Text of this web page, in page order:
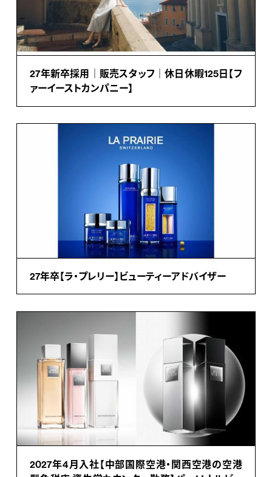
27年新卒採用｜販売スタッフ｜休日休暇125日【フ
ァーイーストカンパニー】
27年卒【ラ・プレリー】ビューティーアドバイザー
2027年4月入社【中部国際空港・関西空港の空港